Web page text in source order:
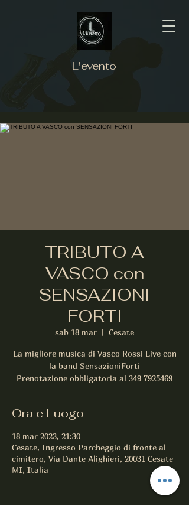
L'evento
TRIBUTO A
VASCO con
SENSAZIONI
FORTI
sab 18 mar
  |
Cesate
La migliore musica di Vasco Rossi Live con
la band SensazioniForti
Prenotazione obbligatoria al 349 7925469
Ora e Luogo
18 mar 2023, 21:30
Cesate, Ingresso Parcheggio di fronte al
cimitero, Via Dante Alighieri, 20031 Cesate
MI, Italia